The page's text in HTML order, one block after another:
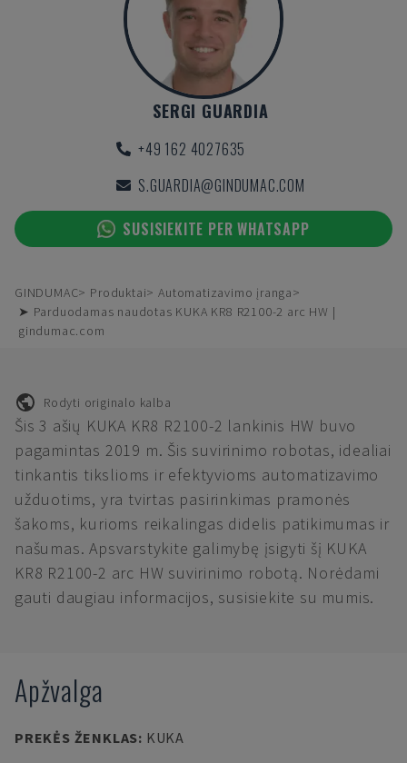
SERGI GUARDIA
+49 162 4027635
S.GUARDIA@GINDUMAC.COM
SUSISIEKITE PER WHATSAPP
GINDUMAC Produktai
Automatizavimo įranga
➤ Parduodamas naudotas KUKA KR8 R2100-2 arc HW |
gindumac.com
Rodyti originalo kalba
Šis 3 ašių KUKA KR8 R2100-2 lankinis HW buvo
pagamintas 2019 m. Šis suvirinimo robotas, idealiai
tinkantis tikslioms ir efektyvioms automatizavimo
užduotims, yra tvirtas pasirinkimas pramonės
šakoms, kurioms reikalingas didelis patikimumas ir
našumas. Apsvarstykite galimybę įsigyti šį KUKA
KR8 R2100-2 arc HW suvirinimo robotą. Norėdami
gauti daugiau informacijos, susisiekite su mumis.
Apžvalga
PREKĖS ŽENKLAS: KUKA